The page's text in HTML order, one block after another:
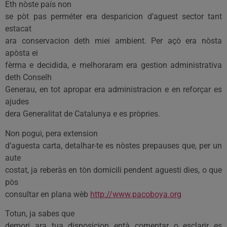
Eth nòste país non
se pòt pas perméter era desparicion d’aguest sector tant
estacat
ara conservacion deth miei ambient. Per açò era nòsta
apòsta ei
fèrma e decidida, e melhoraram era gestion administrativa
deth Conselh
Generau, en tot apropar era administracion e en reforçar es
ajudes
dera Generalitat de Catalunya e es pròpries.
Non pogui, pera extension
d’aguesta carta, detalhar-te es nòstes prepauses que, per un
aute
costat, ja reberàs en tòn domicili pendent aguesti dies, o que
pòs
consultar en plana wèb http://www.pacoboya.org
Totun, ja sabes que